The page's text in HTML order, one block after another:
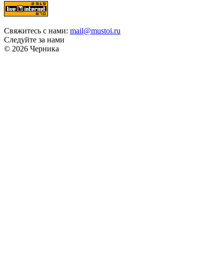
Свяжитесь с нами: mail@mustoi.ru
Следуйте за нами
© 2026 Черника